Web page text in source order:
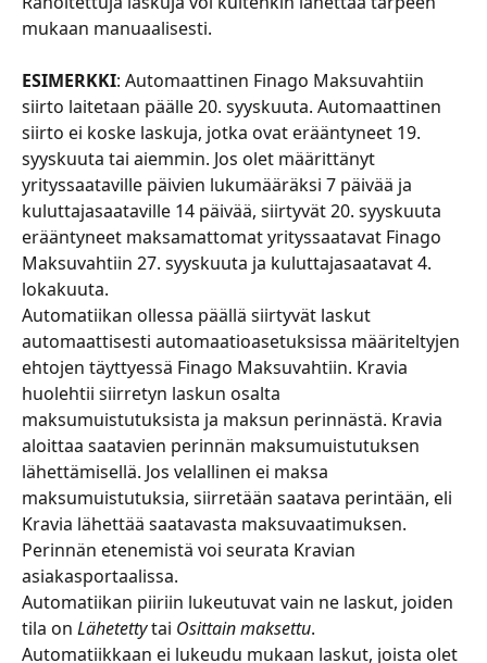
mukaan manuaalisesti.
ESIMERKKI: Automaattinen Finago Maksuvahtiin
siirto laitetaan päälle 20. syyskuuta. Automaattinen
siirto ei koske laskuja, jotka ovat erääntyneet 19.
syyskuuta tai aiemmin. Jos olet määrittänyt
yrityssaataville päivien lukumääräksi 7 päivää ja
kuluttajasaataville 14 päivää, siirtyvät 20. syyskuuta
erääntyneet maksamattomat yrityssaatavat Finago
Maksuvahtiin 27. syyskuuta ja kuluttajasaatavat 4.
lokakuuta.
Automatiikan ollessa päällä siirtyvät laskut
automaattisesti automaatioasetuksissa määriteltyjen
ehtojen täyttyessä Finago Maksuvahtiin. Kravia
huolehtii siirretyn laskun osalta
maksumuistutuksista ja maksun perinnästä. Kravia
aloittaa saatavien perinnän maksumuistutuksen
lähettämisellä. Jos velallinen ei maksa
maksumuistutuksia, siirretään saatava perintään, eli
Kravia lähettää saatavasta maksuvaatimuksen.
Perinnän etenemistä voi seurata Kravian
asiakasportaalissa.
Automatiikan piiriin lukeutuvat vain ne laskut, joiden
tila on Lähetetty tai Osittain maksettu.
Automatiikkaan ei lukeudu mukaan laskut, joista olet